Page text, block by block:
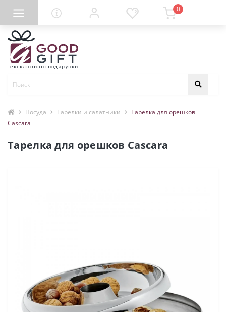
0
Посуда Тарелки и салатники
Тарелка для орешков
Cascara
Тарелка для орешков Cascara